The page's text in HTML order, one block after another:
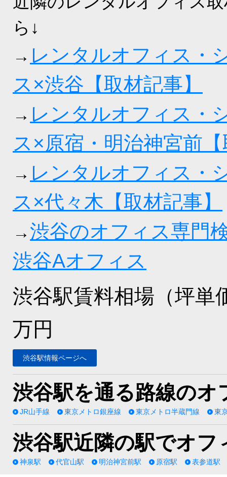
ら↓
→ レンタルオフィス・
ス×渋谷【取材記事】
→ レンタルオフィス・
ス×原宿・明治神宮前
→ レンタルオフィス・
ス×代々木【取材記事】
→渋谷のオフィス専
渋谷Aオフィス
渋谷駅賃料相場（坪単
万円
渋谷駅情報ページへ
渋谷駅を通る路線のオ
JR山手線 東京メトロ銀座線 東京メトロ半蔵門線 東
渋谷駅近隣の駅でオフ
神泉駅 代官山駅 明治神宮前駅 原宿駅 表参道駅